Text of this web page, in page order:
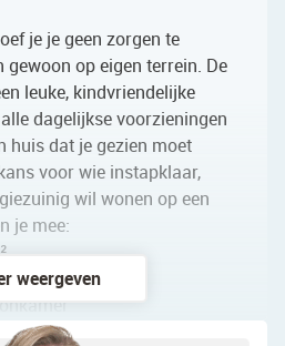
je je geen zorgen te
gewoon op eigen terrein. De
leuke, kindvriendelijke
dagelijkse voorzieningen
huis dat je gezien moet
voor wie instapklaar,
wil wonen op een
je mee:
moderne inbouwapparatuur
weergeven